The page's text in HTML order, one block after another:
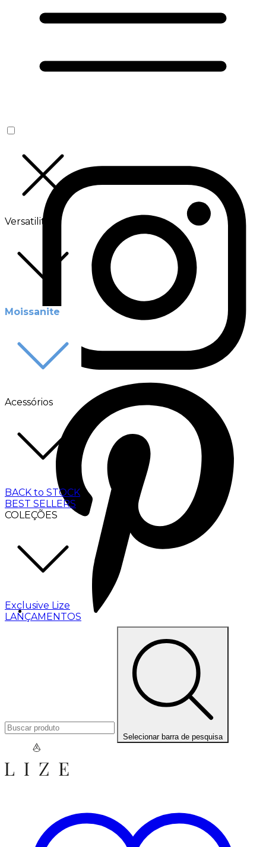
Versatilité
Moissanite
Acessórios
BACK to STOCK
BEST SELLERS
COLEÇÕES
Exclusive Lize
LANÇAMENTOS
Selecionar barra de pesquisa